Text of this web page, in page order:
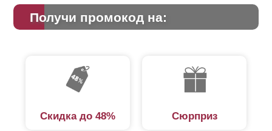
Получи промокод на:
Скидка до 48% Сюрприз